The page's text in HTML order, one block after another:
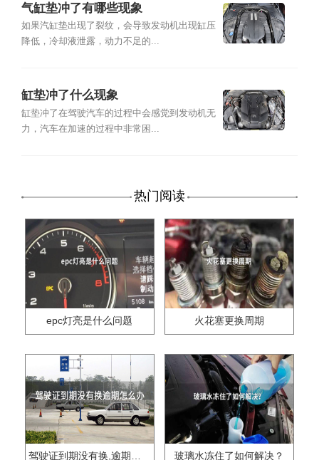
气缸垫冲了有哪些现象
如果汽缸垫出现了裂纹，会导致发动机出现缸压
降低，冷却液泄露，动力不足的...
缸垫冲了什么现象
缸垫冲了在驾驶汽车的过程中会感觉到发动机无
力，汽车在加速的过程中非常困...
热门阅读
epc灯亮是什么问题 火花塞更换周期
玻璃水冻住了如何解决？